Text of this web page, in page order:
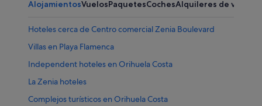
AlojamientosVuelosPaquetesCochesAlquileres de
Hoteles cerca de Centro comercial Zenia Boulevard
Villas en Playa Flamenca
Independent hoteles en Orihuela Costa
La Zenia hoteles
Complejos turísticos en Orihuela Costa